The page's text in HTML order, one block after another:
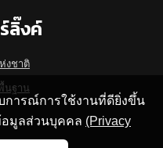
ลิ๊งค์
งชาติ
นฐาน
การณ์การใช้งานที่ดียิ่งขึ้น
อมูลส่วนบุคคล (Privacy